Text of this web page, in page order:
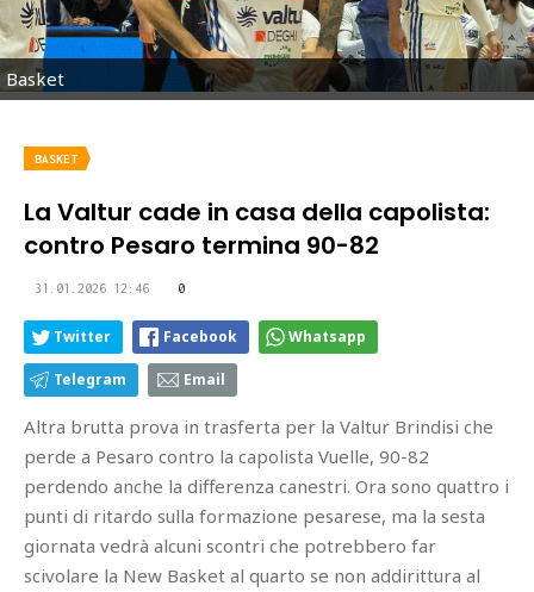
Basket
BASKET
La Valtur cade in casa della capolista:
contro Pesaro termina 90-82
31.01.2026 12:46 0
Twitter Facebook Whatsapp
Telegram Email
Altra brutta prova in trasferta per la Valtur Brindisi che
perde a Pesaro contro la capolista Vuelle, 90-82
perdendo anche la differenza canestri. Ora sono quattro i
punti di ritardo sulla formazione pesarese, ma la sesta
giornata vedrà alcuni scontri che potrebbero far
scivolare la New Basket al quarto se non addirittura al